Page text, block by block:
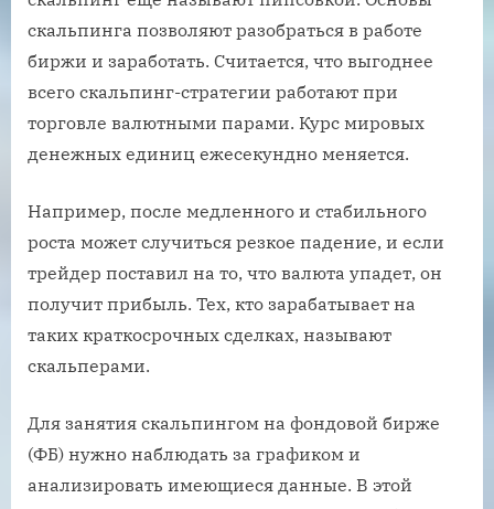
скальпинга позволяют разобраться в работе
биржи и заработать. Считается, что выгоднее
всего скальпинг-стратегии работают при
торговле валютными парами. Курс мировых
денежных единиц ежесекундно меняется.
Например, после медленного и стабильного
роста может случиться резкое падение, и если
трейдер поставил на то, что валюта упадет, он
получит прибыль. Тех, кто зарабатывает на
таких краткосрочных сделках, называют
скальперами.
Для занятия скальпингом на фондовой бирже
(ФБ) нужно наблюдать за графиком и
анализировать имеющиеся данные. В этой